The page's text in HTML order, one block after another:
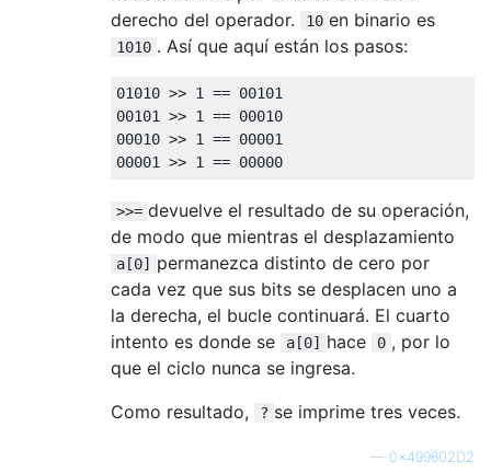
derecho del operador.
10 en binario es
1010 . Así que aquí están los pasos:
01010 >> 1 == 00101
00101
>> 1 == 00010
00010 >> 1 == 00001
00001
>> 1 == 00000
>>= devuelve el resultado de su operación,
de modo que mientras el desplazamiento
a[0] permanezca distinto de cero por
cada vez que sus bits se desplacen uno a
la derecha, el bucle continuará. El cuarto
intento es donde se
a[0] hace 0 , por lo
que el ciclo nunca se ingresa.
Como resultado,
? se imprime tres veces.
— 0x499602D2